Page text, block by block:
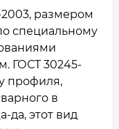
размером
специальному
ГОСТ 30245-
профиля,
в
да, этот вид